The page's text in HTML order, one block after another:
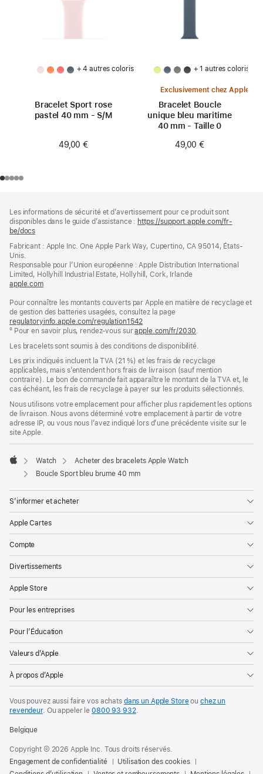
+ 4 autres coloris
Bracelet Sport rose
pastel 40 mm - S/M
49,00 €
+ 1 autres coloris
Exclusivement chez Apple
Bracelet Boucle
unique bleu maritime
40 mm - Taille 0
49,00 €
de
page
de
bas
page
Les informations de sécurité et d’avertissement pour ce produit sont
disponibles dans le guide d’assistance : https://support.apple.com/fr-
be/docs
une
fenêtre)
Fabricant : Apple Inc. One Apple Park Way, Cupertino, CA 95014, États-
Unis.
Responsable pour l’Union européenne : Apple Distribution International
Limited, Hollyhill Industrial Estate, Hollyhill, Cork, Irlande
apple.com(s’ouvre
une
nouvelle
fenêtre)
Pour connaître les montants couverts par Apple en matière de recyclage et
de gestion des batteries usagées, consultez la page
regulatoryinfo.apple.com/regulation1542
dans
nouvelle
fenêtre)
º Pour en savoir plus, rendez‑vous surapple.com/fr/2030.
Les bracelets sont soumis à des conditions de disponibilité.
Les prix indiqués incluent la TVA (21 %) et les frais de recyclage
applicables, mais s’entendent hors frais de livraison (sauf mention
contraire). Le bon de commande fait apparaître le montant de la TVA et, le
cas échéant, les frais de recyclage à payer sur les produits sélectionnés.
Nous utilisons votre emplacement pour afficher plus rapidement les options
de livraison. Nous avons déterminé votre emplacement à partir de votre
adresse IP, ou vous nous l’avez indiqué lors d’une précédente visite sur le
site Apple.
Apple
Watch
Acheter des bracelets Apple Watch
Boucle Sport bleu brume 40 mm
S’informer et acheter
Apple Cartes
Compte
Divertissements
Apple Store
Pour les entreprises
Pour l’Éducation
Valeurs d’Apple
À propos d’Apple
Vous pouvez aussi faire vos achats dans un Apple Storeouchez un
revendeur. Ouappeler le0800 93 932.
Belgique
Copyright © 2026 Apple Inc. Tous droits réservés.
Engagement de confidentialité
Utilisation des cookies